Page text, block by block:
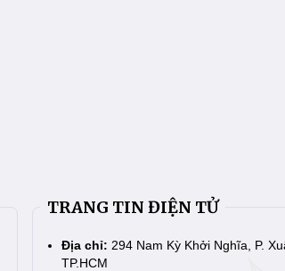
TRANG TIN ĐIỆN TỬ
Địa chỉ: 294 Nam Kỳ Khởi Nghĩa, P.
TP.HCM